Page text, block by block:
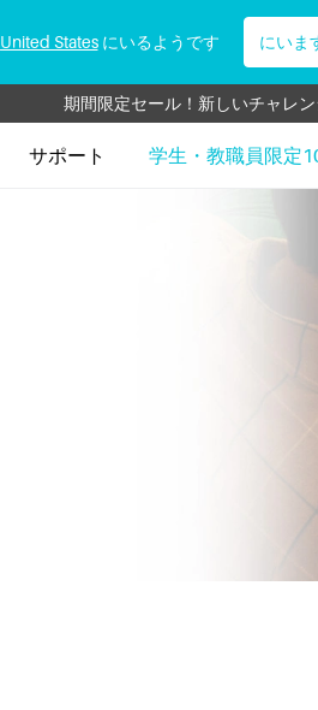
United States にいるようです にいま
期間限定セール！新しいチャレ
新規登録2000円引きクー
学生と教職員向け、全製品を表示
サポート 学生・教職員限定